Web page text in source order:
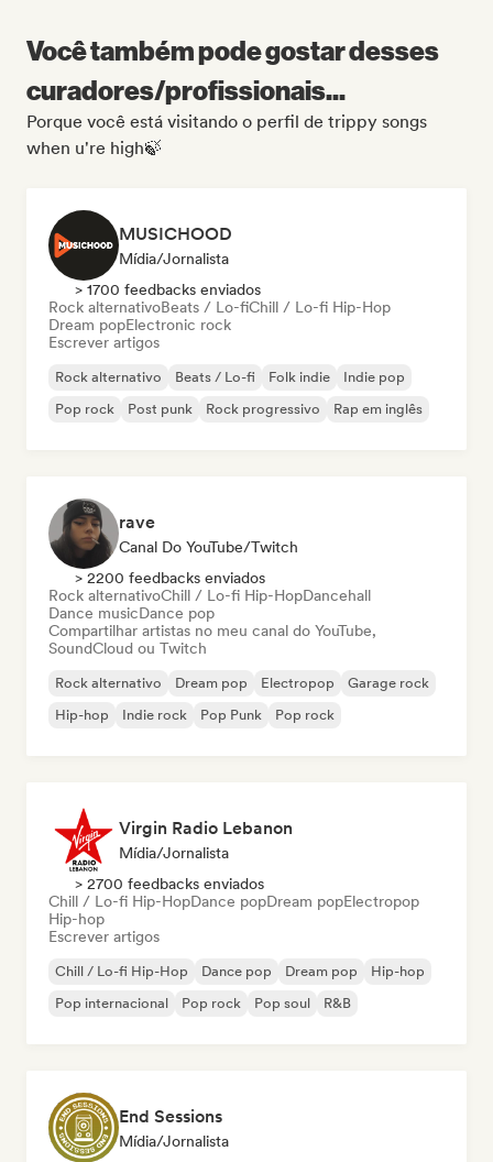
Você também pode gostar desses
curadores/profissionais...
Porque você está visitando o perfil de trippy songs
when u're high🍃
MUSICHOOD
Mídia/Jornalista
> 1700 feedbacks enviados
Rock alternativoBeats / Lo-fiChill / Lo-fi Hip-Hop
Dream popElectronic rock
Escrever artigos
Rock alternativo Beats / Lo-fi Folk indie
Indie pop
Pop rock
Post punk Rock progressivo Rap em inglês
rave
Canal Do YouTube/Twitch
> 2200 feedbacks enviados
Rock alternativoChill / Lo-fi Hip-HopDancehall
Dance musicDance pop
Compartilhar artistas no meu canal do YouTube,
SoundCloud ou Twitch
Rock alternativo Dream pop Electropop
Garage rock
Hip-hop
Indie rock Pop Punk Pop rock
Virgin Radio Lebanon
Mídia/Jornalista
> 2700 feedbacks enviados
Chill / Lo-fi Hip-HopDance popDream popElectropop
Hip-hop
Escrever artigos
Chill / Lo-fi Hip-Hop Dance pop Dream pop
Hip-hop
Pop internacional
Pop rock Pop soul R&B
End Sessions
Mídia/Jornalista